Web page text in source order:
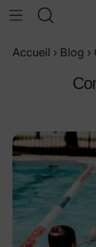
Accueil › Blog ›